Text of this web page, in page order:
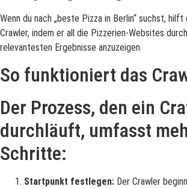
Wenn du nach „beste Pizza in Berlin“ suchst, hilft
Crawler, indem er all die Pizzerien-Websites
relevantesten Ergebnisse anzuzeigen.
So funktioniert das
Der Prozess, den ein
durchläuft, umfasst
Schritte:
Startpunkt festlegen: Der Crawler